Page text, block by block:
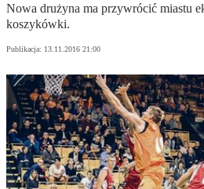
Nowa drużyna ma przywrócić miastu
koszykówki.
Publikacja: 13.11.2016 21:00